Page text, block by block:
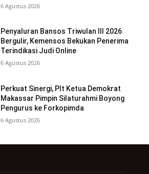
6 Agustus 2026
Penyaluran Bansos Triwulan III 2026
Bergulir, Kemensos Bekukan Penerima
Terindikasi Judi Online
6 Agustus 2026
Perkuat Sinergi, Plt Ketua Demokrat
Makassar Pimpin Silaturahmi Boyong
Pengurus ke Forkopimda
6 Agustus 2026